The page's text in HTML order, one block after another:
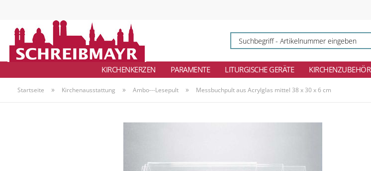
KIRCHENKERZEN PARAMENTE LITURGISCHE GERÄTE KIRCHENZUBEHÖR
Startseite » Kirchenausstattung » Ambo---Lesepult » Messbuchpult aus Acrylglas mittel 38 x 30 x 6 cm